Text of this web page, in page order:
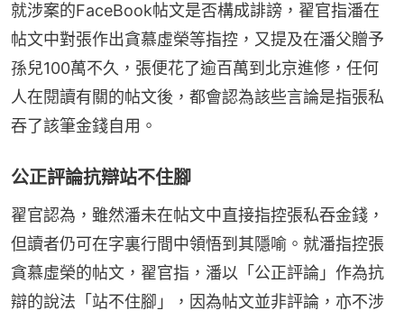
就涉案的FaceBook帖文是否構成誹謗，翟官指潘在
帖文中對張作出貪慕虛榮等指控，又提及在潘父贈予
孫兒100萬不久，張便花了逾百萬到北京進修，任何
人在閱讀有關的帖文後，都會認為該些言論是指張私
吞了該筆金錢自用。
公正評論抗辯站不住腳
翟官認為，雖然潘未在帖文中直接指控張私吞金錢，
但讀者仍可在字裏行間中領悟到其隱喻。就潘指控張
貪慕虛榮的帖文，翟官指，潘以「公正評論」作為抗
辯的說法「站不住腳」，因為帖文並非評論，亦不涉